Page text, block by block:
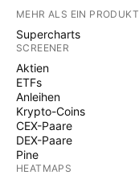
MEHR ALS EIN PRODUKT
Supercharts
SCREENER
Aktien
ETFs
Anleihen
Krypto-Coins
CEX-Paare
DEX-Paare
Pine
HEATMAPS